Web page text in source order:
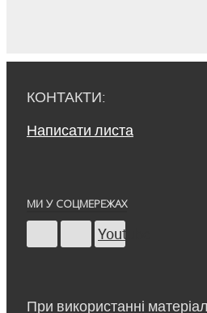
КОНТАКТИ:
Написати листа
МИ У СОЦМЕРЕЖАХ
Youtube
При використанні